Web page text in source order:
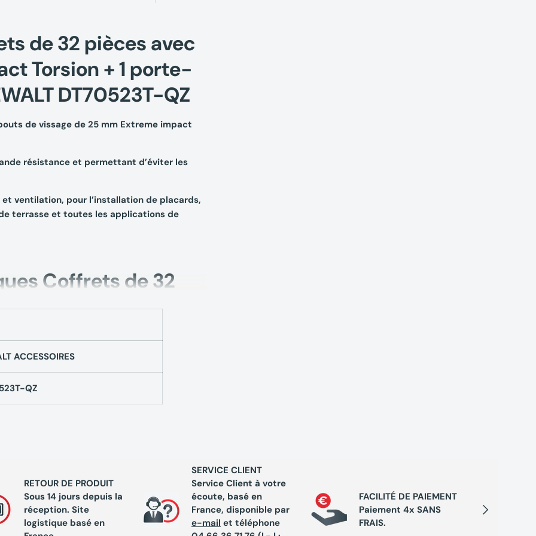
de 32 pièces avec
Torsion + 1 porte-
DT70523T-QZ
de vissage de 25 mm Extreme impact
résistance et permettant d’éviter les
ventilation, pour l’installation de placards,
terrasse et toutes les applications de
Coffrets de 32
Impact
magnétique
25 mm :
x 1
ACCESSOIRES
QZ
Suivant
RETOUR DE PRODUIT
Sous 14 jours depuis la
réception. Site
logistique basé en
SERVICE CLIENT
Service Client à votre
écoute, basé en
France, disponible par
e-mail et téléphone
FACILITÉ DE PAIEMENT
Paiement 4x SANS
FRAIS.